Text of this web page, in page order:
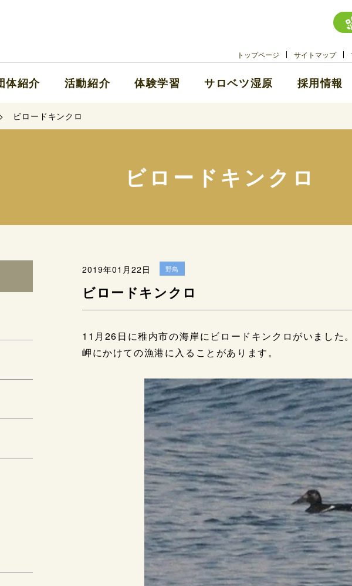
トップページ サイトマップ
体紹介 活動紹介 体験学習 サロベツ湿原 採用情報
ビロードキンクロ
ビロードキンクロ
2019年01月22日 野鳥
ビロードキンクロ
11月26日に稚内市の海岸にビロードキンクロがいました
岬にかけての漁港に入ることがあります。